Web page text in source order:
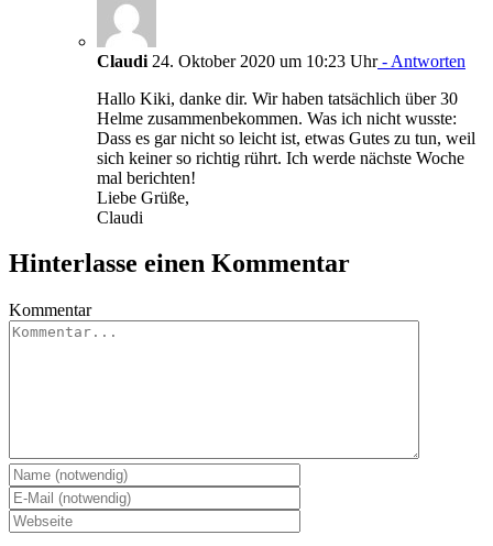
Claudi 24. Oktober 2020 um 10:23 Uhr- Antworten
Hallo Kiki, danke dir. Wir haben tatsächlich über 30
Helme zusammenbekommen. Was ich nicht wusste:
Dass es gar nicht so leicht ist, etwas Gutes zu tun, weil
sich keiner so richtig rührt. Ich werde nächste Woche
mal berichten!
Liebe Grüße,
Claudi
Hinterlasse einen Kommentar
Kommentar